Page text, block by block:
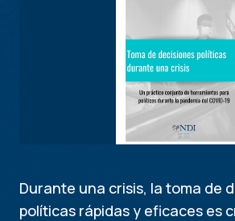
Durante una crisis, la toma de
políticas rápidas y eficaces es